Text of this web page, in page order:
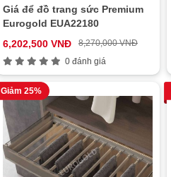
Giá để đồ trang sức Premium
Eurogold EUA22180
6,202,500 VNĐ
8,270,000 VNĐ
0 đánh giá
Giảm 25%